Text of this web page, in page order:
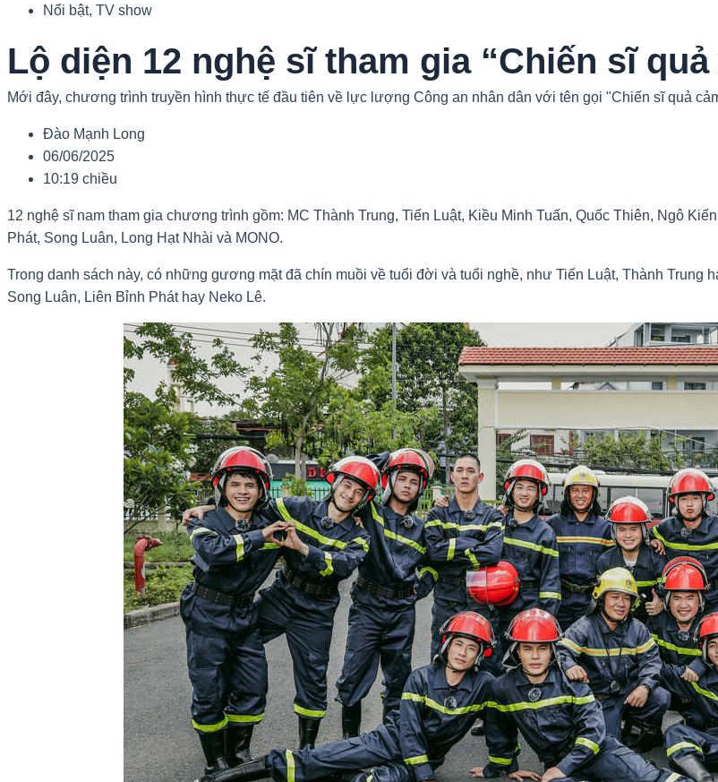
Nổi bật, TV show
Lộ diện 12 nghệ sĩ tham gia “Chiến sĩ quả
Mới đây, chương trình truyền hình thực tế đầu tiên về lực lượng Công an nhân dân với tên gọi "Chiến sĩ quả
Đào Mạnh Long
06/06/2025
10:19 chiều
12 nghệ sĩ nam tham gia chương trình gồm: MC Thành Trung, Tiến Luật, Kiều Minh Tuấn, Quốc Thiên, Ngô
Phát, Song Luân, Long Hạt Nhài và MONO.
Trong danh sách này, có những gương mặt đã chín muồi về tuổi đời và tuổi nghề, như Tiến Luật, Thành
Song Luân, Liên Bỉnh Phát hay Neko Lê.